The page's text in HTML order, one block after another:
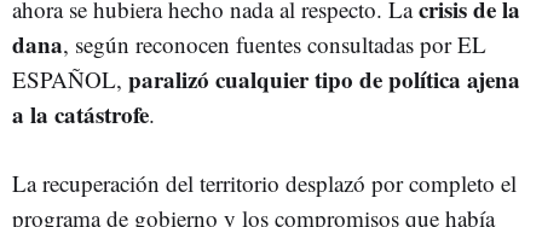
ahora se hubiera hecho nada al respecto. Lacrisis de la
dana, según reconocen fuentes consultadas por EL
ESPAÑOL, paralizó cualquier tipo de política ajena
a la catástrofe.
La recuperación del territorio desplazó por completo el
programa de gobierno y los compromisos que había